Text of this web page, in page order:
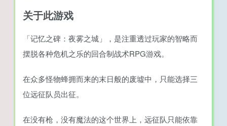
关于此游戏
「记忆之碑：夜雾之城」，是注重透过玩家的智略而
摆脱各种危机之乐的回合制战术RPG游戏。
在众多怪物蜂拥而来的末日般的废墟中，只能选择三
位远征队员出征。
在没有枪，没有魔法的这个世界上，远征队只能依靠